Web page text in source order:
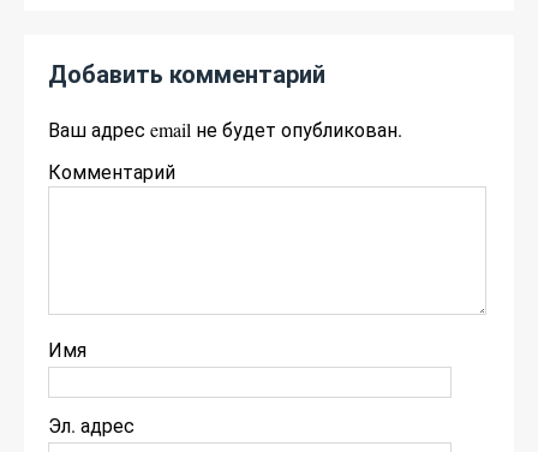
Добавить комментарий
Ваш адрес email не будет опубликован.
Комментарий
Имя
Эл. адрес